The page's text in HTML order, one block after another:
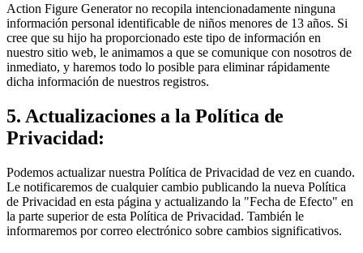
Action Figure Generator no recopila intencionadamente ninguna
información personal identificable de niños menores de 13 años. Si
cree que su hijo ha proporcionado este tipo de información en
nuestro sitio web, le animamos a que se comunique con nosotros de
inmediato, y haremos todo lo posible para eliminar rápidamente
dicha información de nuestros registros.
5. Actualizaciones a la Política de
Privacidad:
Podemos actualizar nuestra Política de Privacidad de vez en cuando.
Le notificaremos de cualquier cambio publicando la nueva Política
de Privacidad en esta página y actualizando la "Fecha de Efecto" en
la parte superior de esta Política de Privacidad. También le
informaremos por correo electrónico sobre cambios significativos.